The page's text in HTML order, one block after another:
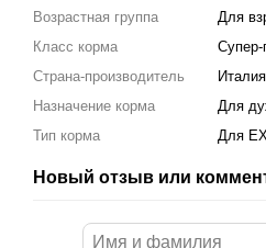
Возрастная группа
Для
Класс корма
Страна-производитель
Италия
Назначение корма
Для
Тип корма
Для
Новый отзыв или